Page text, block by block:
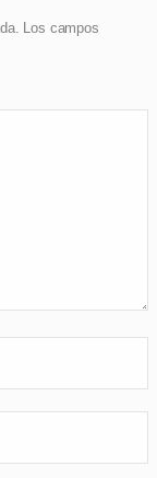
Los campos